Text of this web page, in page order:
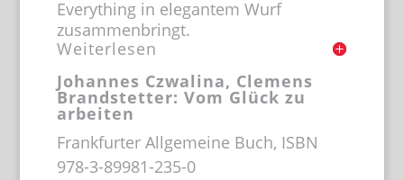
Everything in elegantem Wurf
zusammenbringt.
Weiterlesen
Johannes Czwalina, Clemens
Brandstetter: Vom Glück zu
arbeiten
Frankfurter Allgemeine Buch, ISBN
978-3-89981-235-0